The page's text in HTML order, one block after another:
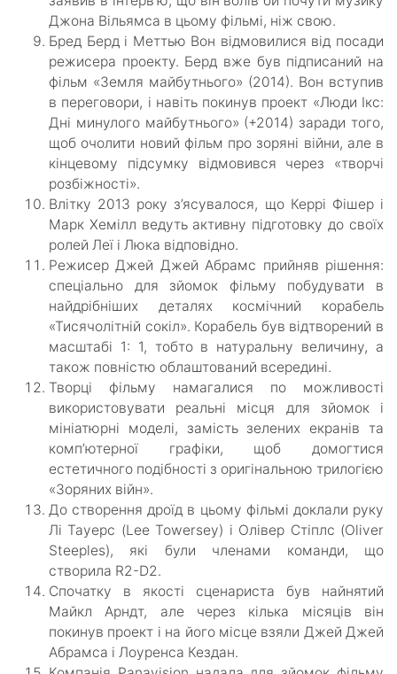
Джона Вільямса в цьому фільмі, ніж свою.
Бред Берд і Меттью Вон відмовилися від посади
режисера проекту. Берд вже був підписаний на
фільм «Земля майбутнього» (2014). Вон вступив
в переговори, і навіть покинув проект «Люди Ікс:
Дні минулого майбутнього» (+2014) заради того,
щоб очолити новий фільм про зоряні війни, але в
кінцевому підсумку відмовився через «творчі
розбіжності».
Влітку 2013 року з’ясувалося, що Керрі Фішер і
Марк Хемілл ведуть активну підготовку до своїх
ролей Леї і Люка відповідно.
Режисер Джей Джей Абрамс прийняв рішення:
спеціально для зйомок фільму побудувати в
найдрібніших деталях космічний корабель
«Тисячолітній сокіл». Корабель був відтворений в
масштабі 1: 1, тобто в натуральну величину, а
також повністю облаштований всередині.
Творці фільму намагалися по можливості
використовувати реальні місця для зйомок і
мініатюрні моделі, замість зелених екранів та
комп’ютерної графіки, щоб домогтися
естетичного подібності з оригінальною трилогією
«Зоряних війн».
До створення дроїд в цьому фільмі доклали руку
Лі Тауерс (Lee Towersey) і Олівер Стіплс (Oliver
Steeples), які були членами команди, що
створила R2-D2.
Спочатку в якості сценариста був найнятий
Майкл Арндт, але через кілька місяців він
покинув проект і на його місце взяли Джей Джей
Абрамса і Лоуренса Кездан.